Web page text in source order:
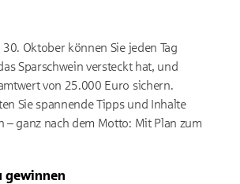
Oktober können Sie jeden Tag
Sparschwein versteckt hat, und
von 25.000 Euro sichern.
Sie spannende Tipps und Inhalte
– ganz nach dem Motto: Mit Plan zum
gewinnen